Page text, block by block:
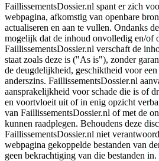
FaillissementsDossier.nl spant er zich
webpagina, afkomstig van openbare
actualiseren en aan te vullen. Ondanks
mogelijk dat de inhoud onvolledig en/of
FaillissementsDossier.nl verschaft de
staat zoals deze is ("As is"), zonder
de deugdelijkheid, geschiktheid voor
anderszins. FaillissementsDossier.nl
aansprakelijkheid voor schade die is of
en voortvloeit uit of in enig opzicht
van FaillissementsDossier.nl of met de
kunnen raadplegen. Behoudens deze
FaillissementsDossier.nl niet
webpagina gekoppelde bestanden van
geen bekrachtiging van die bestanden in.